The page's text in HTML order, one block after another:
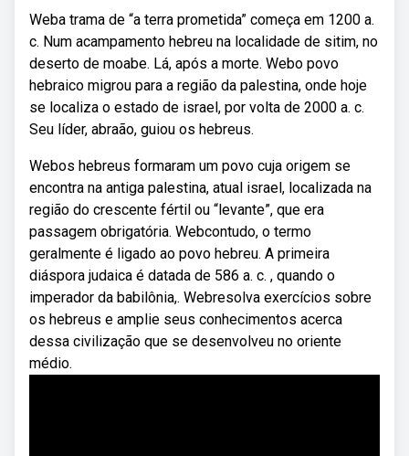
Weba trama de “a terra prometida” começa em 1200 a.
c. Num acampamento hebreu na localidade de sitim, no
deserto de moabe. Lá, após a morte. Webo povo
hebraico migrou para a região da palestina, onde hoje
se localiza o estado de israel, por volta de 2000 a. c.
Seu líder, abraão, guiou os hebreus.
Webos hebreus formaram um povo cuja origem se
encontra na antiga palestina, atual israel, localizada na
região do crescente fértil ou “levante”, que era
passagem obrigatória. Webcontudo, o termo
geralmente é ligado ao povo hebreu. A primeira
diáspora judaica é datada de 586 a. c. , quando o
imperador da babilônia,. Webresolva exercícios sobre
os hebreus e amplie seus conhecimentos acerca
dessa civilização que se desenvolveu no oriente
médio.